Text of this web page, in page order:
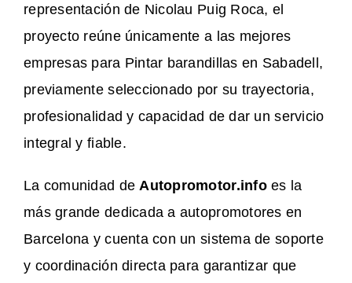
representación de Nicolau Puig Roca, el
proyecto reúne únicamente a las mejores
empresas para Pintar barandillas en Sabadell,
previamente seleccionado por su trayectoria,
profesionalidad y capacidad de dar un servicio
integral y fiable.
La comunidad de Autopromotor.infoes la
más grande dedicada a autopromotores en
Barcelona y cuenta con un sistema de soporte
y coordinación directa para garantizar que